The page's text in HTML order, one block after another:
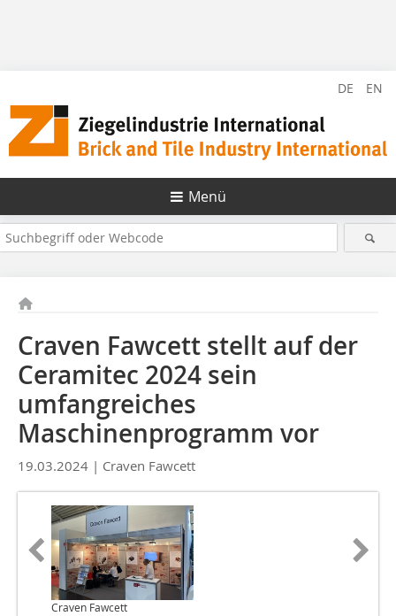
DE EN
Menü
Craven Fawcett stellt auf der
Ceramitec 2024 sein
umfangreiches
Maschinenprogramm vor
19.03.2024 | Craven Fawcett
Craven Fawcett